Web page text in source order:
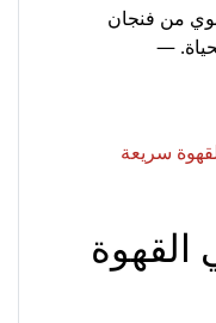
من فنجان
—
سريعة
القهوة